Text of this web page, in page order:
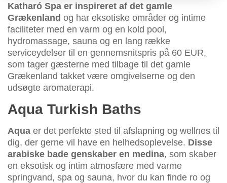
Katharó Spa er inspireret af det gamle
Grækenland og har eksotiske områder og intime
faciliteter med en varm og en kold pool,
hydromassage, sauna og en lang række
serviceydelser til en gennemsnitspris på 60 EUR,
som tager gæsterne med tilbage til det gamle
Grækenland takket være omgivelserne og den
udsøgte aromaterapi.
Aqua Turkish Baths
Aqua er det perfekte sted til afslapning og wellnes til
dig, der gerne vil have en helhedsoplevelse. Disse
arabiske bade genskaber en medina, som skaber
en eksotisk og intim atmosfære med varme
springvand, spa og sauna, hvor du kan finde ro og